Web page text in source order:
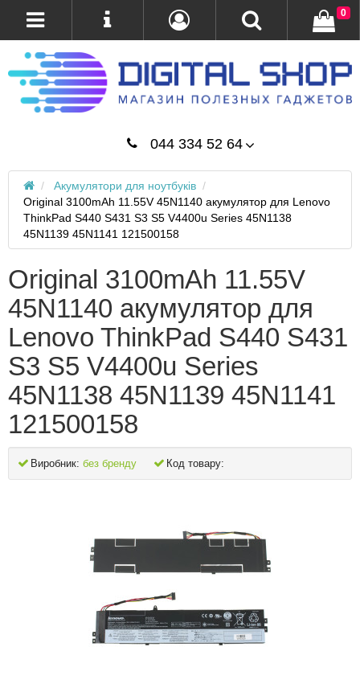
044 334 52 64
0
Акумулятори для ноутбуків
Original 3100mAh 11.55V 45N1140 акумулятор для Lenovo
ThinkPad S440 S431 S3 S5 V4400u Series 45N1138
45N1139 45N1141 121500158
Original 3100mAh 11.55V
45N1140 акумулятор для
Lenovo ThinkPad S440 S431
S3 S5 V4400u Series
45N1138 45N1139 45N1141
121500158
Виробник: без бренду Код товару: